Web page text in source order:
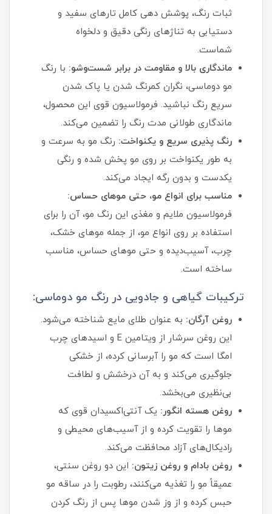
ثبات رنگ، پوشش‌ دهی کامل تارهای سفید و
دستیابی به تناژهای رنگی دقیق و دلخواه
شماست.
ماندگاری بالا و مقاومت در برابر شست‌وشو: با رنگ
مو دوماسی، نگران کمرنگ شدن یا پاک شدن
سریع رنگ نباشید. فرمولاسیون قوی این محصول،
ماندگاری طولانی‌ مدت رنگ را تضمین می‌کند.
رنگ‌ پذیری سریع و یکنواخت: رنگ مو به سرعت و
به طور یکنواخت بر روی مو پخش شده و رنگی
یکدست و بدون رگه ایجاد می‌کند.
مناسب برای انواع مو، حتی موهای حساس:
فرمولاسیون ملایم و مغذی این رنگ مو، آن را برای
استفاده بر روی انواع مو، از جمله موهای خشک،
چرب، آسیب‌دیده و حتی موهای حساس، مناسب
ساخته است.
ترکیبات گیاهی و جادویی در رنگ مو دوماسی:
روغن آرگان: به عنوان طلای مایع شناخته می‌شود.
این روغن سرشار از ویتامین E و اسیدهای چرب
امگا است که مو را آبرسانی کرده، از خشکی
جلوگیری می‌کند و به آن درخشش و لطافت
بی‌نظیری می‌بخشد.
روغن هسته انگور: یک آنتی‌اکسیدان قوی که
موها را تقویت کرده و از آسیب‌های محیطی و
رادیکال‌های آزاد محافظت می‌کند.
روغن بادام و روغن زیتون: این دو روغن سنتی،
عمیقاً مو را تغذیه می‌کنند، رطوبت را در ساقه مو
حبس کرده و از وز شدن موها پس از رنگ کردن